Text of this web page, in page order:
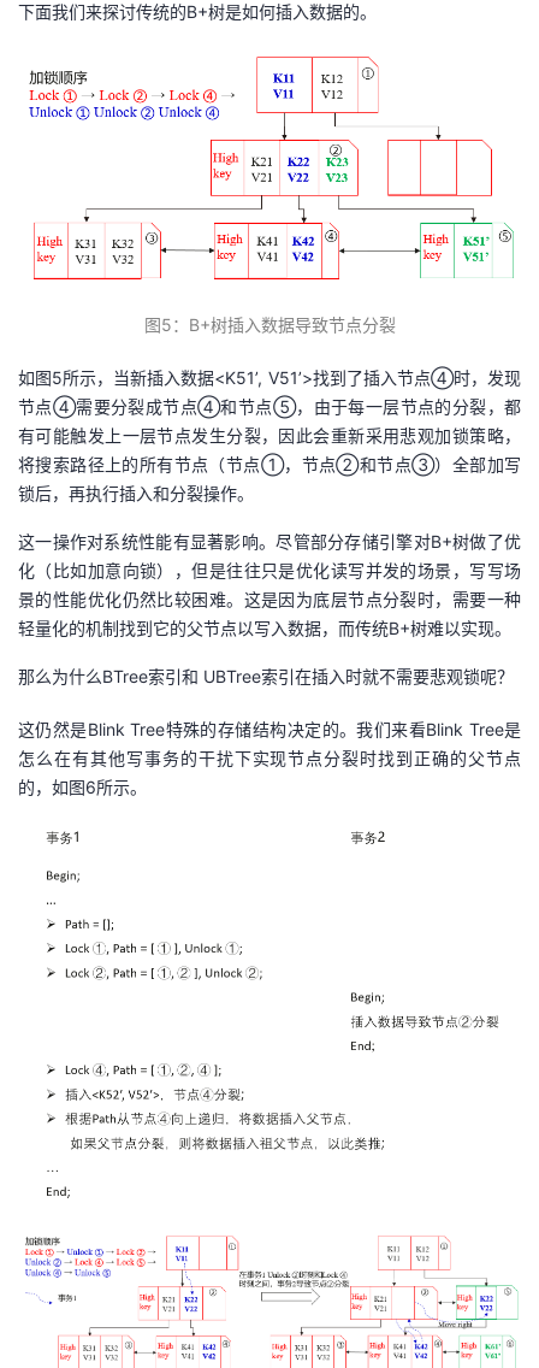
下面我们来探讨传统的B+树是如何插入数据的。
图5：B+树插入数据导致节点分裂
如图5所示，当新插入数据<K51’, V51’>找到了插入节点④时，发现
节点④需要分裂成节点④和节点⑤，由于每一层节点的分裂，都
有可能触发上一层节点发生分裂，因此会重新采用悲观加锁策略，
将搜索路径上的所有节点（节点①，节点②和节点③）全部加写
锁后，再执行插入和分裂操作。
这一操作对系统性能有显著影响。尽管部分存储引擎对B+树做了优
化（比如加意向锁），但是往往只是优化读写并发的场景，写写场
景的性能优化仍然比较困难。这是因为底层节点分裂时，需要一种
轻量化的机制找到它的父节点以写入数据，而传统B+树难以实现。
那么为什么BTree索引和 UBTree索引在插入时就不需要悲观锁呢？
这仍然是Blink Tree特殊的存储结构决定的。我们来看Blink Tree是
怎么在有其他写事务的干扰下实现节点分裂时找到正确的父节点
的，如图6所示。